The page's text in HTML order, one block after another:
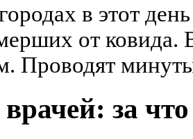
в этот
от ковида.
Проводят
за